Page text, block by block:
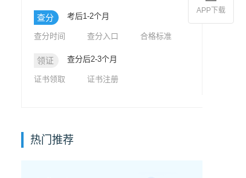
查分 考后1-2个月
查分时间 查分入口 合格标准
领证 查分后2-3个月
证书领取 证书注册
热门推荐
APP下载